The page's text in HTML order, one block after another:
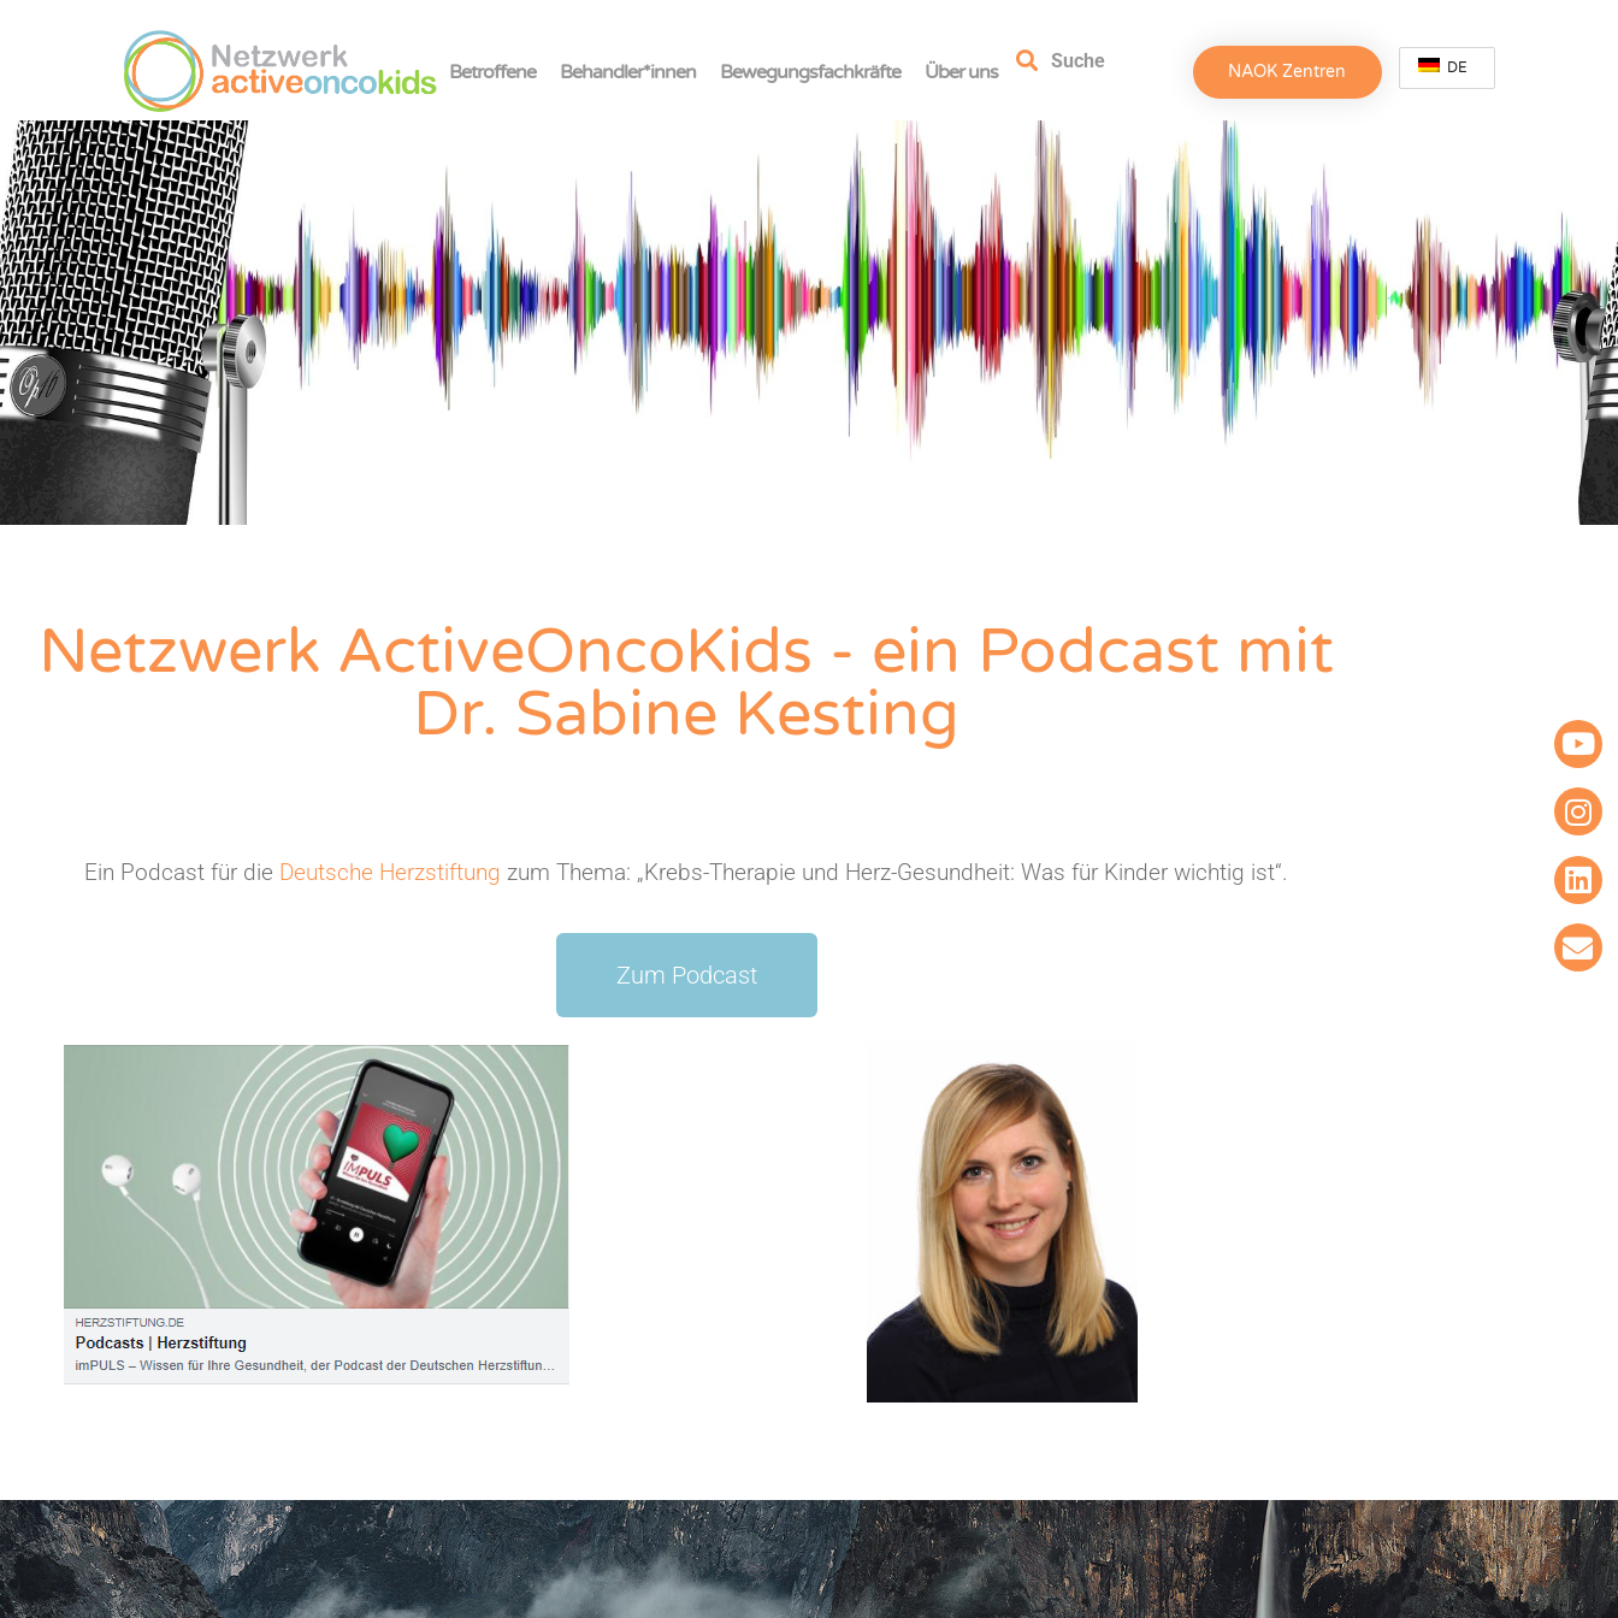
Betroffene Behandler*innen Bewegungsfachkräfte Über uns Suche NAOK Zentren DE
Netzwerk ActiveOncoKids - ein Podcast mit
Dr. Sabine Kesting
Ein Podcast für die Deutsche Herzstiftung zum Thema: „Krebs-Therapie und Herz-Gesundheit: Was für Kinder wichtig ist“.
Zum Podcast